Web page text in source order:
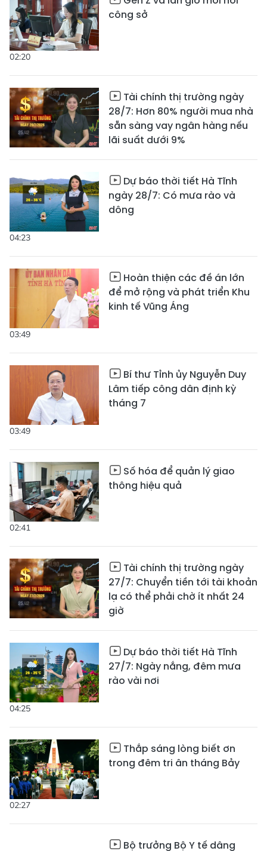
02:20
công sở
Tài chính thị trường ngày
28/7: Hơn 80% người mua nhà
sẵn sàng vay ngân hàng nếu
lãi suất dưới 9%
04:23
Dự báo thời tiết Hà Tĩnh
ngày 28/7: Có mưa rào và
dông
03:49
Hoàn thiện các đề án lớn
để mở rộng và phát triển Khu
kinh tế Vũng Áng
03:49
Bí thư Tỉnh ủy Nguyễn Duy
Lâm tiếp công dân định kỳ
tháng 7
02:41
Số hóa để quản lý giao
thông hiệu quả
Tài chính thị trường ngày
27/7: Chuyển tiền tới tài khoản
lạ có thể phải chờ ít nhất 24
giờ
04:25
Dự báo thời tiết Hà Tĩnh
27/7: Ngày nắng, đêm mưa
rào vài nơi
02:27
Thắp sáng lòng biết ơn
trong đêm tri ân tháng Bảy
Bộ trưởng Bộ Y tế dâng